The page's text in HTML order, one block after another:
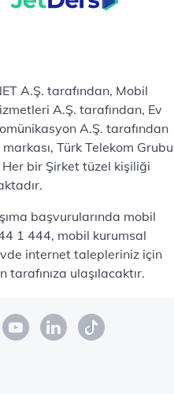
A.Ş. tarafından, Mobil
A.Ş. tarafından, Ev
A.Ş. tarafından
Türk Telekom Grubu
bir Şirket tüzel kişiliği
başvurularında mobil
1 444, mobil kurumsal
internet talepleriniz için
ulaşılacaktır.